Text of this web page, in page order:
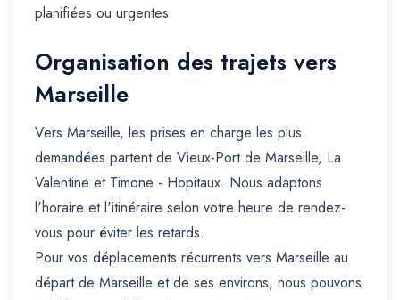
planifiées ou urgentes.
Organisation des trajets vers
Marseille
Vers Marseille, les prises en charge les plus
demandées partent de Vieux-Port de Marseille, La
Valentine et Timone - Hopitaux. Nous adaptons
l'horaire et l'itinéraire selon votre heure de rendez-
vous pour éviter les retards.
Pour vos déplacements récurrents vers Marseille au
départ de Marseille et de ses environs, nous pouvons